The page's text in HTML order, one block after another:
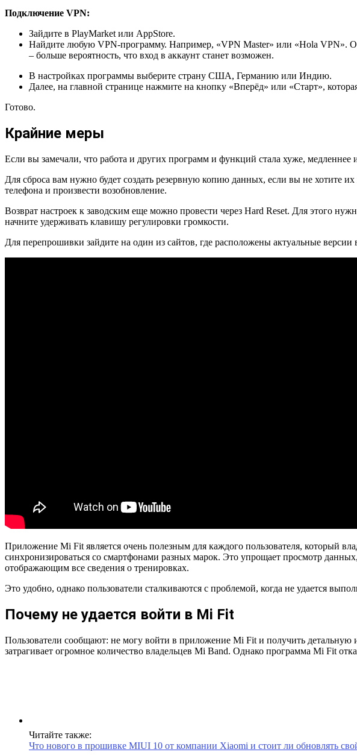
Подключение VPN:
Зайдите в PlayMarket или AppStore.
Найдите любую VPN-программу. Например, «VPN Master» или «Hola VPN».
– больше вероятность, что вход в аккаунт станет возможен.
В настройках программы выберите страну США, Германию или Индию.
Далее, на главной странице нажмите на кнопку «Вперёд» или «Старт»,
Готово.
Крайние меры
Если вы замечали, что работа и других программ и функций стала хуже, медленнее
Для сброса вам нужно будет создать резервную копию данных, если вы не хотите
телефона и произвести возобновление.
Возврат настроек к заводским еще можно провести через Hard Reset. Для этого
начните удерживать клавишу регулировки громкости.
Для перепрошивки зайдите на один из сайтов, где расположены актуальные
Приложение Mi Fit является очень полезным для каждого пользователя, который
синхронизироваться со смартфонами разных марок. Это упрощает просмотр
отображающим все сведения о тренировках.
Это удобно, однако пользователи сталкиваются с проблемой, когда не удается
Почему не удается войти в Mi Fit
Пользователи сообщают: не могу войти в приложение Mi Fit и получить
затрагивает огромное количество владельцев Mi Band. Однако программа Mi Fit
Читайте также:
Что нового в прошивке MIUI 10 от компании Xiaomi и стоит ли обновлять